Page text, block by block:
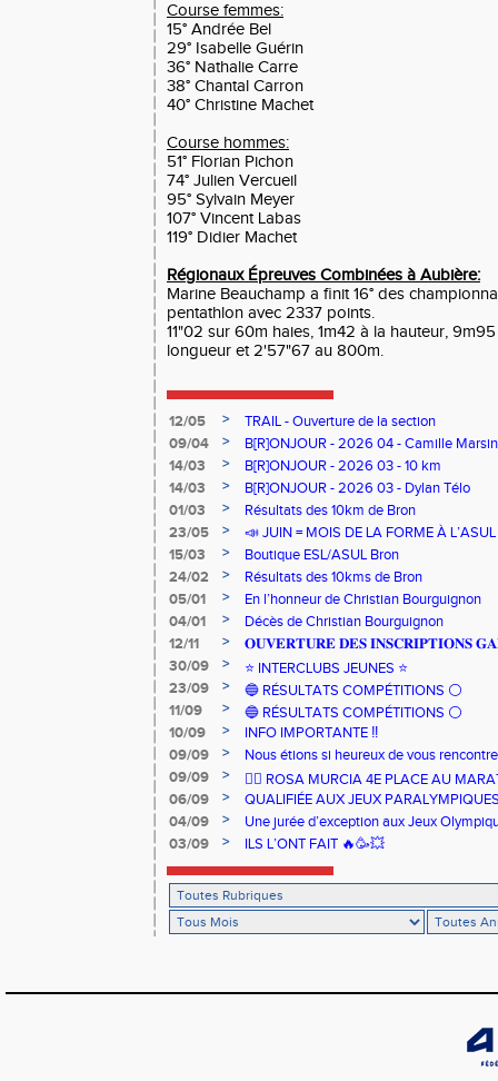
Course femmes:
15° Andrée Bel
29° Isabelle Guérin
36° Nathalie Carre
38° Chantal Carron
40° Christine Machet
Course hommes:
51° Florian Pichon
74° Julien Vercueil
95° Sylvain Meyer
107° Vincent Labas
119° Didier Machet
Régionaux Épreuves Combinées à Aubière:
Marine Beauchamp a finit 16° des
pentathlon avec 2337 points.
11"02 sur 60m haies, 1m42 à la hauteur,
longueur et 2'57"67 au 800m.
12/05 >
TRAIL - Ouverture de la section
09/04
>
B[R]ONJOUR - 2026 04 - Camille Marsin
14/03
>
B[R]ONJOUR - 2026 03 - 10 km
14/03
>
B[R]ONJOUR - 2026 03 - Dylan Télo
01/03
>
Résultats des 10km de Bron
23/05
>
📣 JUIN = MOIS DE LA FORME À
15/03
>
Boutique ESL/ASUL Bron
24/02
>
Résultats des 10kms de Bron
05/01
>
En l’honneur de Christian Bourguignon
04/01
>
Décès de Christian Bourguignon
12/11
>
𝐎𝐔𝐕𝐄𝐑𝐓𝐔𝐑𝐄 𝐃𝐄𝐒 𝐈𝐍𝐒𝐂𝐑𝐈𝐏𝐓𝐈𝐎𝐍𝐒
30/09
>
⭐️ INTERCLUBS JEUNES ⭐️
23/09
>
🔵 RÉSULTATS COMPÉTITIONS ⚪️
11/09
>
🔵 RÉSULTATS COMPÉTITIONS ⚪️
10/09
>
INFO IMPORTANTE ‼️
09/09
>
Nous étions si heureux de vous
09/09
>
🏃‍♀️ ROSA MURCIA 4E PLACE AU
06/09
>
QUALIFIÉE AUX JEUX
04/09
>
Une jurée d’exception aux Jeux
03/09
> ILS L’ONT FAIT 🔥🥳💥